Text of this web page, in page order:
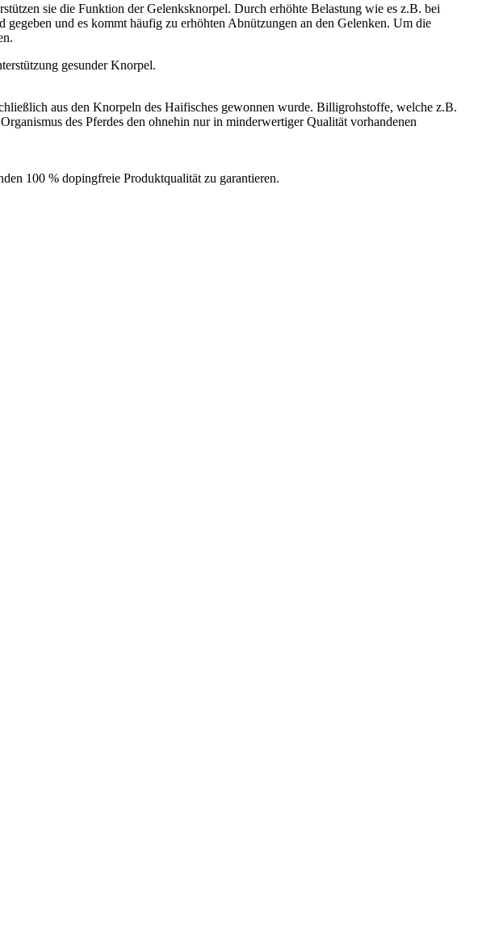
sie die Funktion der Gelenksknorpel. Durch erhöhte Belastung wie es z.B. bei
und es kommt häufig zu erhöhten Abnützungen an den Gelenken. Um die
gesunder Knorpel.
aus den Knorpeln des Haifisches gewonnen wurde. Billigrohstoffe, welche z.B.
des Pferdes den ohnehin nur in minderwertiger Qualität vorhandenen
100 % dopingfreie Produktqualität zu garantieren.